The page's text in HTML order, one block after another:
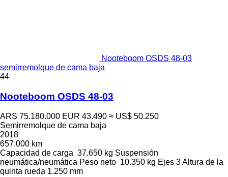
Nooteboom OSDS 48-03
semirremolque de cama baja
44
Nooteboom OSDS 48-03
ARS 75.180.000 EUR 43.490 ≈ US$ 50.250
Semirremolque de cama baja
2018
657.000 km
Capacidad de carga 37.650 kg Suspensión
neumática/neumática Peso neto 10.350 kg Ejes 3Altura de la
quinta rueda 1.250 mm